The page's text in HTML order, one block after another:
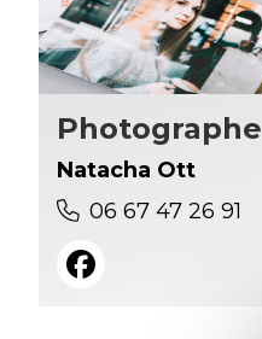
Photographe
Natacha Ott
06 67 47 26 91